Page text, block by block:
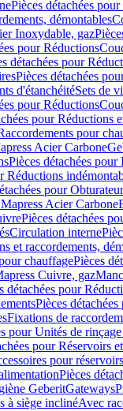
Pièces détachées
démontables
Inoxydable, gaz
pour Réductions
détachées pour
Pièces détachées
d'étanchéitéSets de
pour Réductions
pour Réductions
pour
Acier Carbone
Pièces détachées pour
Réductions
pour
Acier Carbone
Pièces détachées
Circulation interne
et raccordements,
chauffagePièces
Cuivre, gaz
détachées pour
Pièces
Fixations de
pour Unités de
pour Réservoirs
pour
Pièces
GeberitGateways
à siège inclinéAvec